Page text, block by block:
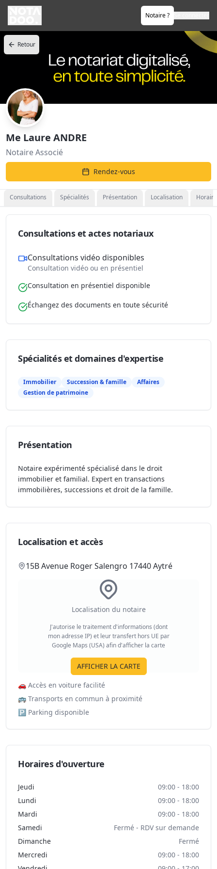
Notaire ?
Retour
Me Laure ANDRE
Notaire Associé
Rendez-vous
Consultations Spécialités Présentation Localisation
Consultations et actes notariaux
Consultations vidéo disponibles
Consultation vidéo ou en présentiel
Consultation en présentiel disponible
Échangez des documents en toute sécurité
Spécialités et domaines d'expertise
Immobilier Succession & famille
Affaires
Gestion de patrimoine
Présentation
Notaire expérimenté spécialisé dans le droit
immobilier et familial. Expert en transactions
immobilières, successions et droit de la famille.
Localisation et accès
15B Avenue Roger Salengro 17440 Aytré
Localisation du notaire
J'autorise le traitement d'informations (dont
mon adresse IP) et leur transfert hors UE par
Google Maps (USA) afin d'afficher la carte
AFFICHER LA CARTE
🚗 Accès en voiture facilité
🚌 Transports en commun à proximité
🅿️ Parking disponible
Horaires d'ouverture
Jeudi
09:00 - 18:00
Lundi
09:00 - 18:00
Mardi
09:00 - 18:00
Samedi
Fermé - RDV sur demande
Dimanche
Fermé
Mercredi
09:00 - 18:00